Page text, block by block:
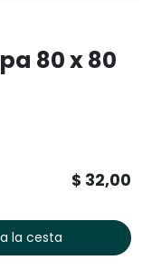
80 x 80
la cesta
$ 32,00